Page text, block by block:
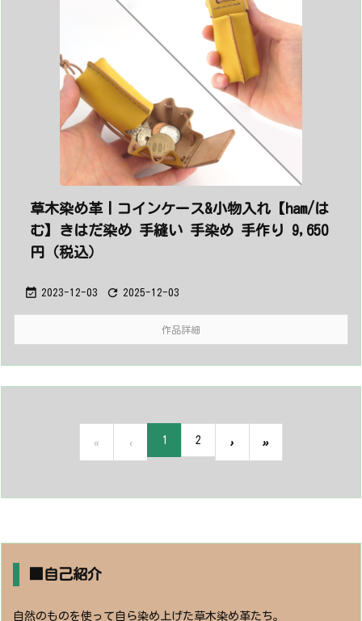
草木染め革丨コインケース&小物入れ【ham/は
む】きはだ染め 手縫い 手染め 手作り 9,650
円（税込）
 2023-12-03  2025-12-03
作品詳細
« ‹ 1 2 › »
■自己紹介
自然のものを使って自ら染め上げた草木染め革たち。